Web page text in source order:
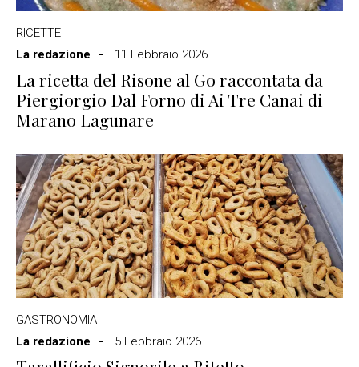
RICETTE
La redazione
11 Febbraio 2026
La ricetta del Risone al Go raccontata da
Piergiorgio Dal Forno di Ai Tre Canai di
Marano Lagunare
GASTRONOMIA
La redazione
5 Febbraio 2026